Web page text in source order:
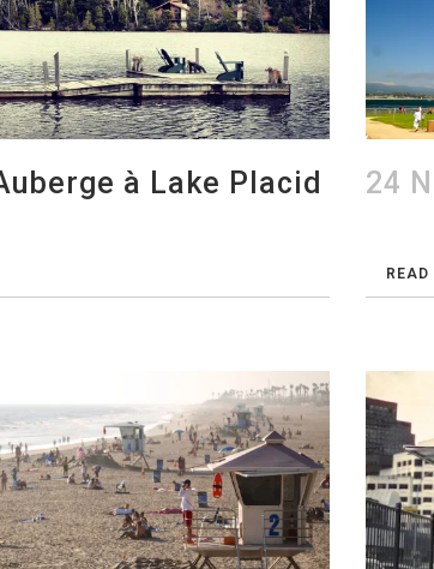
à Lake Placid 24
READ